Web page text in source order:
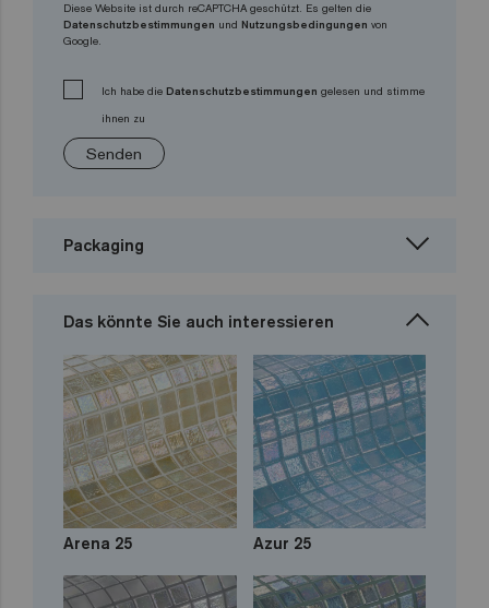
Diese Website ist durch reCAPTCHA geschützt. Es gelten die
Datenschutzbestimmungen und Nutzungsbedingungen von
Google.
Ich habe die Datenschutzbestimmungen gelesen und stimme
ihnen zu
Senden
Packaging
Das könnte Sie auch interessieren
Arena 25 Azur 25